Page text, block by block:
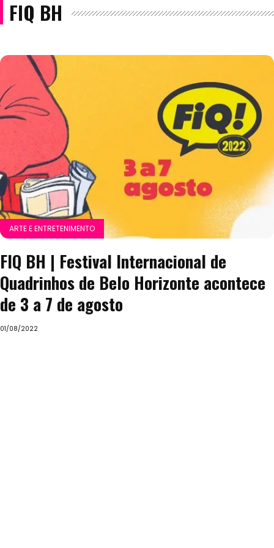
FIQ BH
ARTE E ENTRETENIMENTO
FIQ BH | Festival Internacional de
Quadrinhos de Belo Horizonte acontece
de 3 a 7 de agosto
01/08/2022